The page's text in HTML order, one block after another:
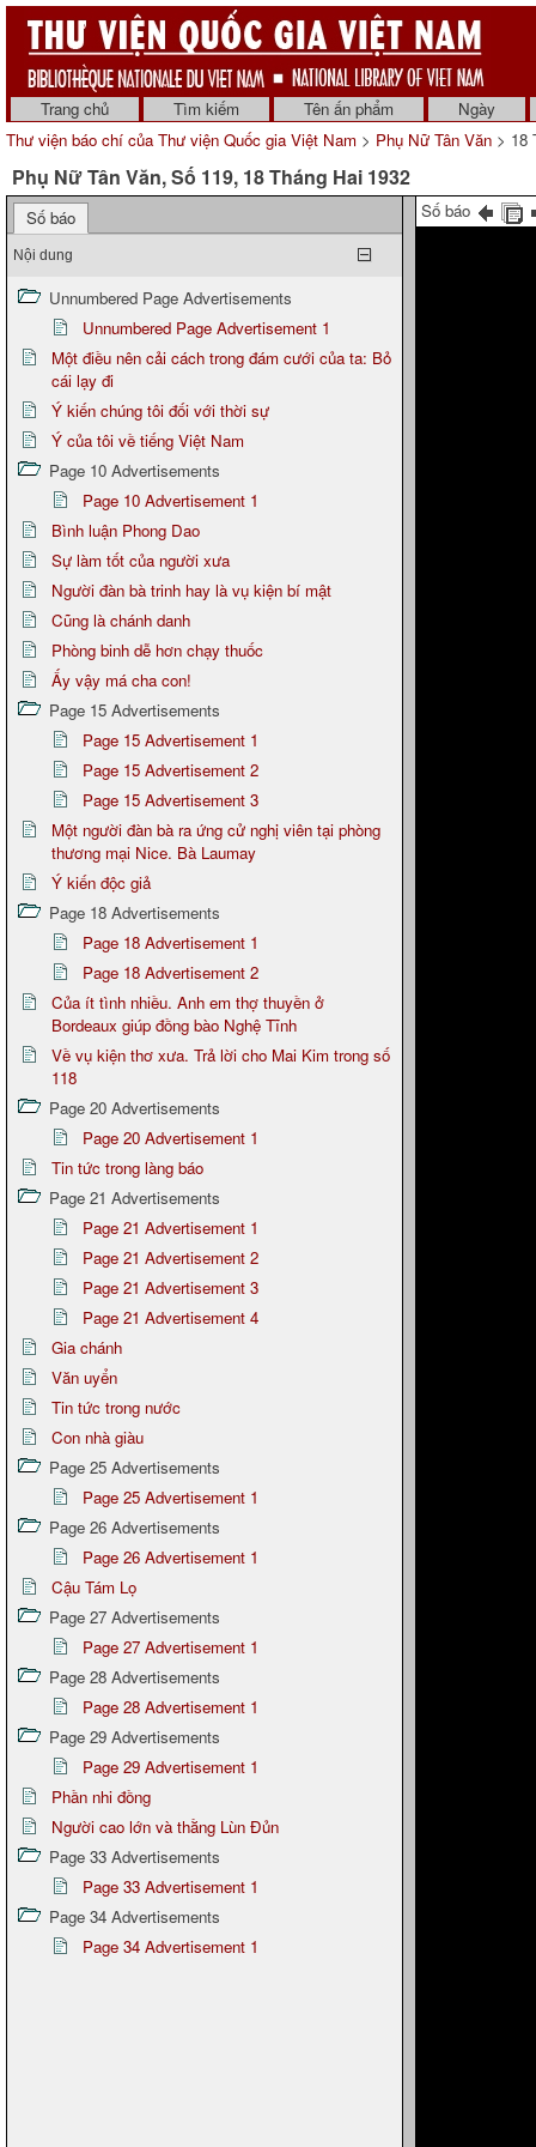
Trang chủ Tìm kiếm Tên ấn phẩm
Ngày
Thư viện báo chí của Thư viện Quốc gia Việt Nam > Phụ Nữ Tân Văn > 18
Phụ Nữ Tân Văn, Số 119, 18 Tháng Hai 1932
Số báo
Nội dung
Unnumbered Page Advertisements
Unnumbered Page Advertisement 1
Một điều nên cải cách trong đám cưới của ta: Bỏ
cái lạy đi
Ý kiến chúng tôi đối với thời sự
Ý của tôi về tiếng Việt Nam
Page 10 Advertisements
Page 10 Advertisement 1
Bình luận Phong Dao
Sự làm tốt của người xưa
Người đàn bà trinh hay là vụ kiện bí mật
Cũng là chánh danh
Phòng binh dễ hơn chạy thuốc
Ấy vậy má cha con!
Page 15 Advertisements
Page 15 Advertisement 1
Page 15 Advertisement 2
Page 15 Advertisement 3
Một người đàn bà ra ứng cử nghị viên tại phòng
thương mại Nice. Bà Laumay
Ý kiến độc giả
Page 18 Advertisements
Page 18 Advertisement 1
Page 18 Advertisement 2
Của ít tình nhiều. Anh em thợ thuyền ở
Bordeaux giúp đồng bào Nghệ Tĩnh
Về vụ kiện thơ xưa. Trả lời cho Mai Kim trong số
118
Page 20 Advertisements
Page 20 Advertisement 1
Tin tức trong làng báo
Page 21 Advertisements
Page 21 Advertisement 1
Page 21 Advertisement 2
Page 21 Advertisement 3
Page 21 Advertisement 4
Gia chánh
Văn uyển
Tin tức trong nước
Con nhà giàu
Page 25 Advertisements
Page 25 Advertisement 1
Page 26 Advertisements
Page 26 Advertisement 1
Cậu Tám Lọ
Page 27 Advertisements
Page 27 Advertisement 1
Page 28 Advertisements
Page 28 Advertisement 1
Page 29 Advertisements
Page 29 Advertisement 1
Phần nhi đồng
Người cao lớn và thằng Lùn Đủn
Page 33 Advertisements
Page 33 Advertisement 1
Page 34 Advertisements
Page 34 Advertisement 1
Số báo